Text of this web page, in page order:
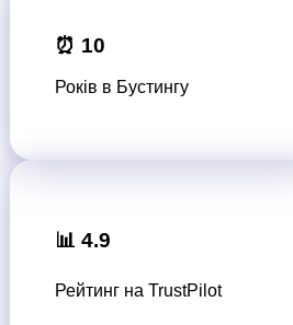
⏰ 10
Років в Бустингу
📊 4.9
Рейтинг на TrustPilot